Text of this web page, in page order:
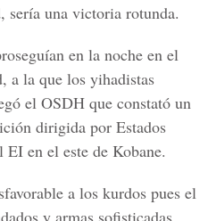
sería una victoria rotunda.
en la noche en el
a la que los yihadistas
el OSDH que constató un
dirigida por Estados
en el este de Kobane.
a los kurdos pues el
y armas sofisticadas.